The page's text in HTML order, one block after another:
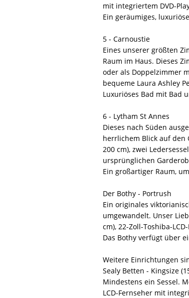
mit integriertem DVD-
Ein geräumiges,
5 - Carnoustie
Eines unserer größten
Raum im Haus. Dieses
oder als Doppelzimmer
bequeme Laura Ashley
Luxuriöses Bad mit Bad
6 - Lytham St Annes
Dieses nach Süden
herrlichem Blick auf den
200 cm), zwei
ursprünglichen
Ein großartiger Raum,
Der Bothy - Portrush
Ein originales
umgewandelt. Unser
cm), 22-Zoll-Toshiba-
Das Bothy verfügt über
Weitere Einrichtungen
Sealy Betten - Kingsize
Mindestens ein Sessel.
LCD-Fernseher mit